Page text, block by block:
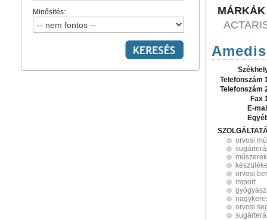
Minősítés:
MÁRKÁK
Telefonszám
Telefonszám
Fax
E-
orvosi
műszerek
orvosi
import
orvosi